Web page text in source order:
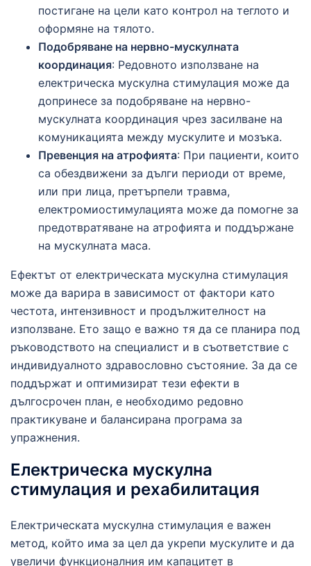
постигане на цели като контрол на теглото и
оформяне на тялото.
Подобряване на нервно-мускулната
координация: Редовното използване на
електрическа мускулна стимулация може да
допринесе за подобряване на нервно-
мускулната координация чрез засилване на
комуникацията между мускулите и мозъка.
Превенция на атрофията: При пациенти, които
са обездвижени за дълги периоди от време,
или при лица, претърпели травма,
електромиостимулацията може да помогне за
предотвратяване на атрофията и поддържане
на мускулната маса.
Ефектът от електрическата мускулна стимулация
може да варира в зависимост от фактори като
честота, интензивност и продължителност на
използване. Ето защо е важно тя да се планира под
ръководството на специалист и в съответствие с
индивидуалното здравословно състояние. За да се
поддържат и оптимизират тези ефекти в
дългосрочен план, е необходимо редовно
практикуване и балансирана програма за
упражнения.
Електрическа мускулна
стимулация и рехабилитация
Електрическата мускулна стимулация е важен
метод, който има за цел да укрепи мускулите и да
увеличи функционалния им капацитет в